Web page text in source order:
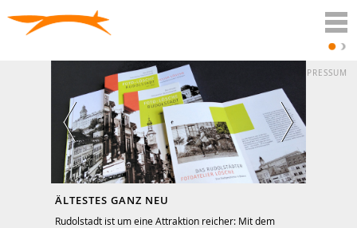
IMPRESSUM
ÄLTESTES GANZ NEU
Rudolstadt ist um eine Attraktion reicher: Mit dem